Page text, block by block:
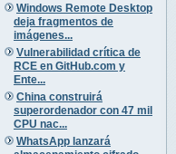
Windows Remote Desktop
deja fragmentos de
imágenes...
Vulnerabilidad crítica de
RCE en GitHub.com y
Ente...
China construirá
superordenador con 47 mil
CPU nac...
WhatsApp lanzará